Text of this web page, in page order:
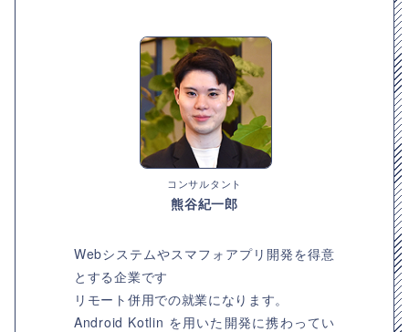
コンサルタント
熊谷紀一郎
Webシステムやスマフォアプリ開発を得意
とする企業です
リモート併用での就業になります。
Android Kotlin を用いた開発に携わってい